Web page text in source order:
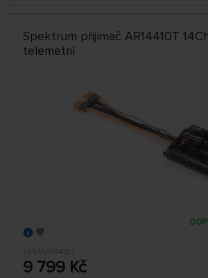
Spektrum přijímač AR14410T
telemetrií
SPMAR14410T
9 799 Kč